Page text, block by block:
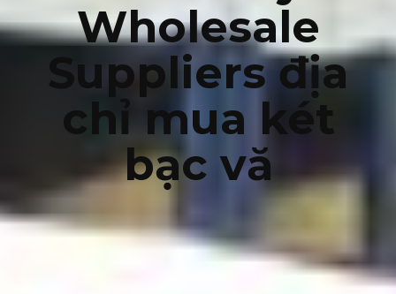
Wholesale
Suppliers địa
chỉ mua két
bạc vă